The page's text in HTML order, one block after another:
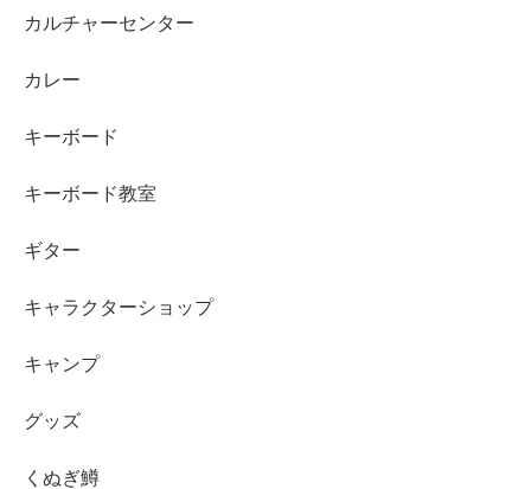
カルチャーセンター
カレー
キーボード
キーボード教室
ギター
キャラクターショップ
キャンプ
グッズ
くぬぎ鱒